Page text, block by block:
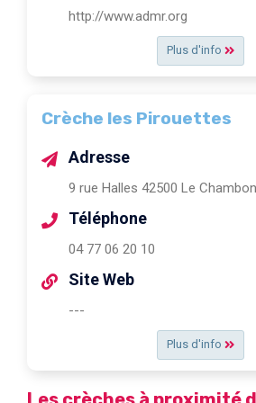
Plus d'info
http://www.admr.org
Crèche les Pirouettes
Plus d'info
Adresse
9 rue Halles 42500 Le
Téléphone
04 77 06 20 10
Site Web
---